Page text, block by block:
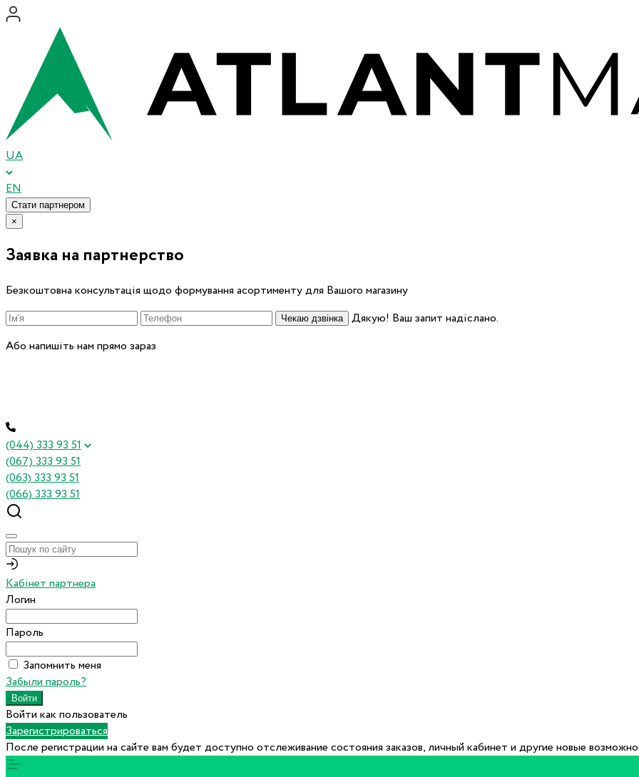
UA
EN
Стати партнером
×
Заявка на партнерство
Безкоштовна консультація щодо формування асортименту для Вашого магазину
Чекаю дзвінка
Дякую! Ваш запит надіслано.
Або напишіть нам прямо зараз
(044) 333 93 51
(067) 333 93 51
(063) 333 93 51
(066) 333 93 51
Кабінет партнера
Логин
Пароль
Запомнить меня
Забыли пароль?
Войти как пользователь
Зарегистрироваться
После регистрации на сайте вам будет доступно отслеживание состояния заказов, личный кабинет и другие новые